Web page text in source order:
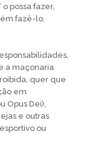
possa fazer,
fazê-lo.
a maçonaria
quer que
em
Opus Dei),
e outras
ou